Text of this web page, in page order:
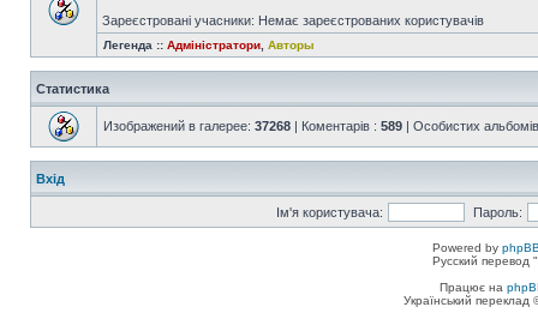
Зареєстровані учасники: Немає зареєстрованих користувачів
Легенда :: Адміністратори Авторы
Статистика
Изображений в галерее: 37268 | Коментарів : 589 | Особистих
Вхід
Ім'я користувача: Пароль:
Powered by
Русский перевод
Працює на
Український